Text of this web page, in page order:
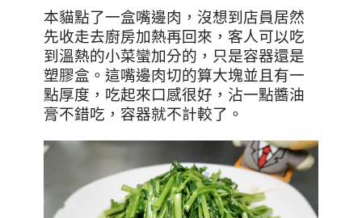
本貓點了一盒嘴邊肉，沒想到店員居然
先收走去廚房加熱再回來，客人可以吃
到溫熱的小菜蠻加分的，只是容器還是
塑膠盒。這嘴邊肉切的算大塊並且有一
點厚度，吃起來口感很好，沾一點醬油
膏不錯吃，容器就不計較了。